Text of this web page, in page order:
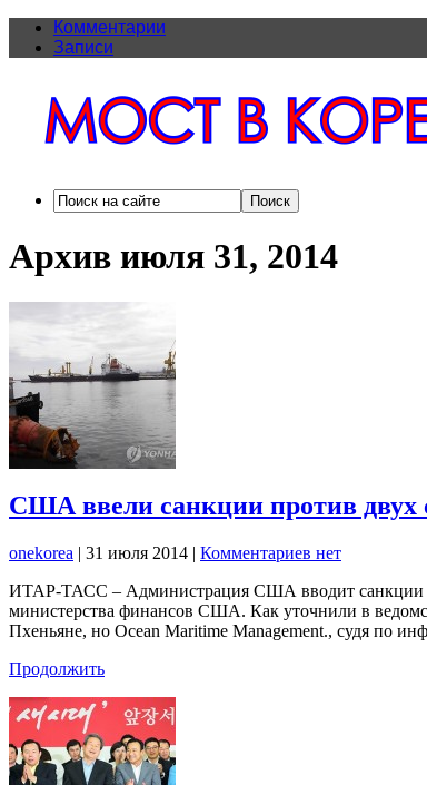
Комментарии
Записи
Архив июля 31, 2014
США ввели санкции против
onekorea | 31 июля 2014 | Комментариев нет
ИТАР-ТАСС – Администрация США вводит санкции
министерства финансов США. Как уточнили в
Пхеньяне, но Ocean Maritime Management., судя
Продолжить